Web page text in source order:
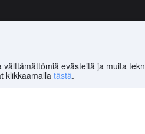
evästeitä ja muita
klikkaamalla tästä.